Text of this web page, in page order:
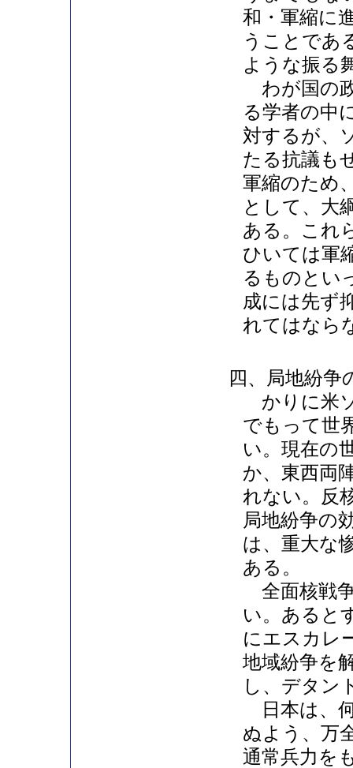
和・軍縮に
うことであ
ような振る
わが国の
る学者の中
対するが、
たる抗議も
軍縮のため
として、大
ある。これ
ひいては軍
るものとい
成には先ず
れてはなら
四、局地紛争
かりに米
でもって世
い。現在の
か、東西両
れない。反
局地紛争の
は、重大な
ある。
全面核戦
い。あると
にエスカレ
地域紛争を
し、デタン
日本は、
ぬよう、万
通常兵力を